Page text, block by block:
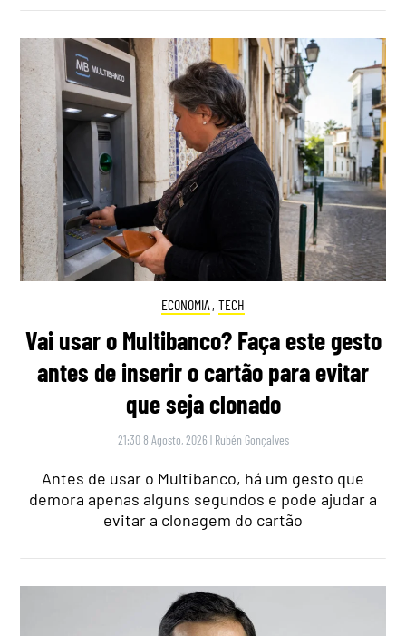
ECONOMIA , TECH
Vai usar o Multibanco? Faça este gesto
antes de inserir o cartão para evitar
que seja clonado
21:30 8 Agosto, 2026 | Rubén Gonçalves
Antes de usar o Multibanco, há um gesto que
demora apenas alguns segundos e pode ajudar a
evitar a clonagem do cartão